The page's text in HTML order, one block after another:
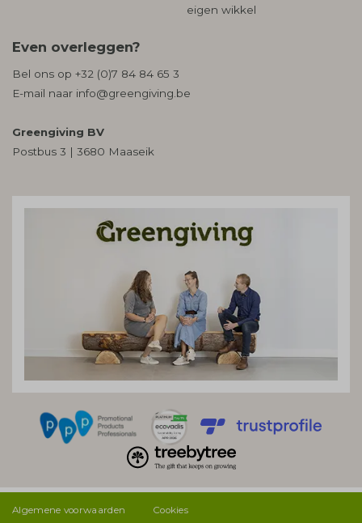
eigen wikkel
Even overleggen?
Bel ons op +32 (0)7 84 84 65 3
E-mail naar info@greengiving.be
Greengiving BV
Postbus 3 | 3680 Maaseik
Algemene voorwaarden
Cookies